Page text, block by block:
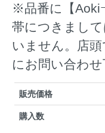
※品番に【Aoki
帯につきまし
いません。店
にお問い合わせ
販売価格
購入数